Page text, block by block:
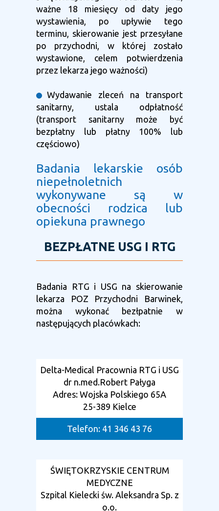
ważne 18 miesięcy od daty jego
wystawienia, po upływie tego
terminu, skierowanie jest przesyłane
po przychodni, w której zostało
wystawione, celem potwierdzenia
przez lekarza jego ważności)
Wydawanie zleceń na transport
sanitarny, ustala odpłatność
(transport sanitarny może być
bezpłatny lub płatny 100% lub
częściowo)
Badania lekarskie osób
niepełnoletnich
wykonywane są w
obecności rodzica lub
opiekuna prawnego
BEZPŁATNE USG I RTG
Badania RTG i USG na skierowanie
lekarza POZ Przychodni Barwinek,
można wykonać bezłpatnie w
następujących placówkach:
Delta-Medical Pracownia RTG i USG
dr n.med.Robert Pałyga
Adres: Wojska Polskiego 65A
25-389 Kielce
Telefon: 41 346 43 76
ŚWIĘTOKRZYSKIE CENTRUM
MEDYCZNE
Szpital Kielecki św. Aleksandra Sp. z
o.o.